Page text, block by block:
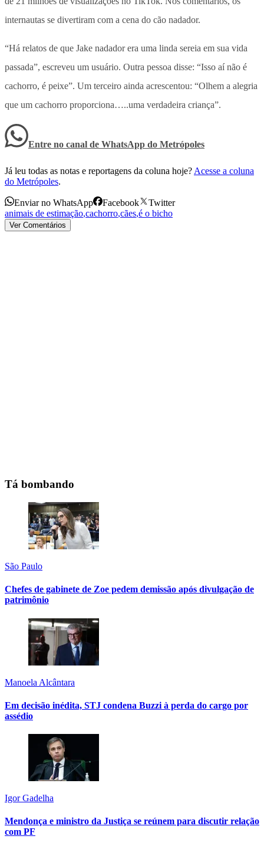
internautas se divertiram com a cena do cão nadador.
“Há relatos de que Jake nadador era uma linda sereia em sua vida
passada”, escreveu um usuário. Outra pessoa disse: “Isso aí não é
cachorro, é peixe”. Um terceiro ainda acrescentou: “Olhem a alegria
que um cachorro proporciona…..uma verdadeira criança”.
Entre no canal de WhatsApp do Metrópoles
Já leu todas as notas e reportagens da coluna hoje? Acesse a coluna
do Metrópoles.
Enviar no WhatsApp Facebook
Twitter
animais de estimação,cachorro,cães,é o bicho
Ver Comentários
Tá bombando
São Paulo
Chefes de gabinete de Zoe pedem demissão após divulgação de
patrimônio
Manoela Alcântara
Em decisão inédita, STJ condena Buzzi à perda do cargo por
assédio
Igor Gadelha
Mendonça e ministro da Justiça se reúnem para discutir relação
com PF